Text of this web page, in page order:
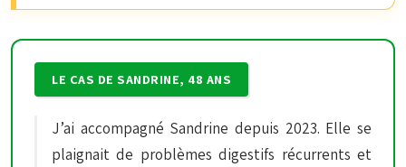
LE CAS DE SANDRINE, 48 ANS
J’ai accompagné Sandrine depuis 2023. Elle se
plaignait de problèmes digestifs récurrents et